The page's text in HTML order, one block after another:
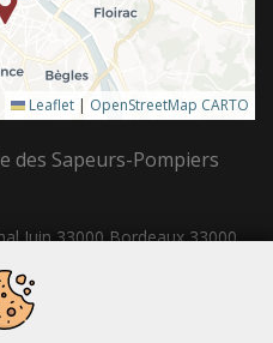
Leaflet | OpenStreetMap CARTO
des Sapeurs-Pompiers
Juin 33000 Bordeaux 33000